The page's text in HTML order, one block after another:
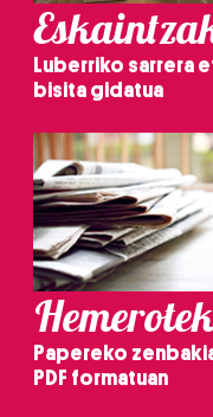
Luberriko sarrera
bisita gidatua
Papereko
PDF formatuan